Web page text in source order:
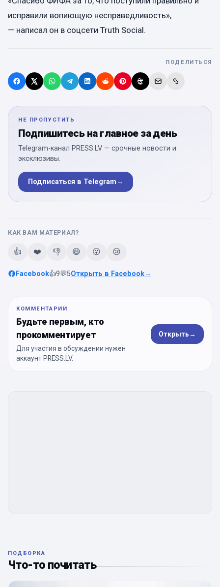
исправили вопиющую несправедливость»,
— написал он в соцсети Truth Social.
ПОДЕЛИТЬСЯ
НЕ ПРОПУСТИТЬ
Подпишитесь на главное за день
Telegram-канал PRESS.LV — срочные новости и
эксклюзивы.
Подписаться в Telegram→
КАК ВАМ МАТЕРИАЛ?
👍 ❤️ 👎 😄 😮 😢
Facebook👍9💬5Открыть в Facebook→
КОММЕНТАРИИ
Будьте первым, кто
прокомментирует
Для участия в обсуждении нужен
аккаунт PRESS.LV.
Открыть→
ПОДБОРКА
Что-то почитать